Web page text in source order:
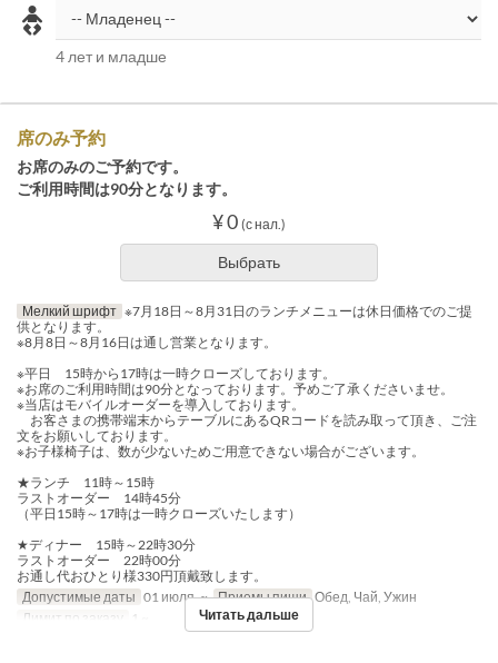
4 лет и младше
席のみ予約
お席のみのご予約です。
ご利用時間は90分となります。
¥ 0 (с нал.)
Выбрать
Мелкий шрифт ※7月18日～8月31日のランチメニューは休日価格でのご提
供となります。
※8月8日～8月16日は通し営業となります。
※平日 15時から17時は一時クローズしております。
※お席のご利用時間は90分となっております。予めご了承くださいませ。
※当店はモバイルオーダーを導入しております。
お客さまの携帯端末からテーブルにあるQRコードを読み取って頂き、ご注
文をお願いしております。
※お子様椅子は、数が少ないためご用意できない場合がございます。
★ランチ 11時～15時
ラストオーダー 14時45分
（平日15時～17時は一時クローズいたします）
★ディナー 15時～22時30分
ラストオーダー 22時00分
お通し代おひとり様330円頂戴致します。
Допустимые даты 01 июля. ~ Приемы пищи Обед, Чай, Ужин
Лимит по заказу
1 ~ Читать дальше